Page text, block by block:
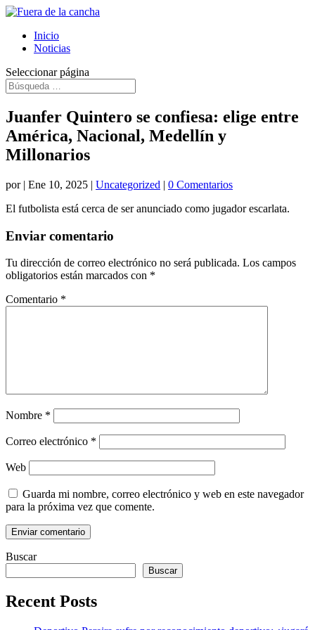
Inicio
Noticias
Seleccionar página
Juanfer Quintero se confiesa: elige entre
América, Nacional, Medellín y
Millonarios
por | Ene 10, 2025 | Uncategorized | 0 Comentarios
El futbolista está cerca de ser anunciado como jugador escarlata.
Enviar comentario
Tu dirección de correo electrónico no será publicada. Los campos
obligatorios están marcados con *
Comentario *
Nombre *
Correo electrónico *
Web
Guarda mi nombre, correo electrónico y web en este navegador
para la próxima vez que comente.
Buscar
Buscar
Recent Posts